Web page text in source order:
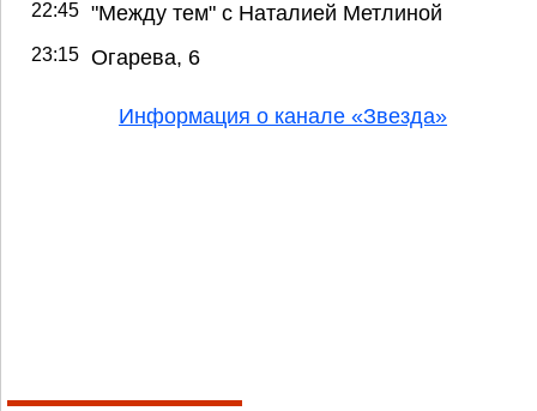
22:45 "Между тем" с Наталией Метлиной
23:15 Огарева, 6
Информация о канале «Звезда»